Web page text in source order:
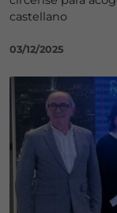
castellano
03/12/2025